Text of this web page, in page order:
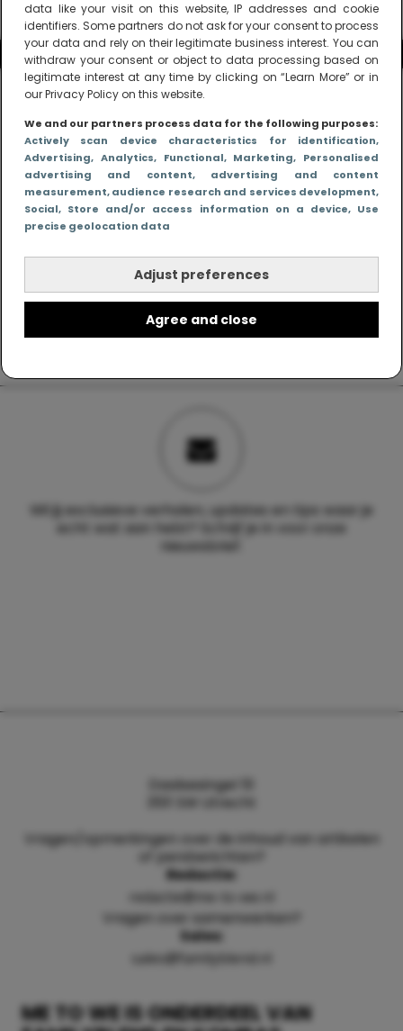
data like your visit on this website, IP addresses and cookie
identifiers. Some partners do not ask for your consent to process
your data and rely on their legitimate business interest. You can
withdraw your consent or object to data processing based on
legitimate interest at any time by clicking on “Learn More” or in
our Privacy Policy on this website.
We and our partners process data for the following purposes:
Actively scan device characteristics for identification,
Advertising, Analytics, Functional, Marketing, Personalised
advertising and content, advertising and content
measurement, audience research and services development,
Social, Store and/or access information on a device, Use
precise geolocation data
Adjust preferences
Agree and close
Wil jij exclusieve verhalen, updates en tips waar je
echt wat aan hebt? Schrijf je in voor onze
nieuwsbrief.
ME TO WE IS ONDERDEEL VAN
Daalsesingel 51
3511 SW Utrecht
Vragen/opmerkingen over de inhoud van artikelen
of persberichten?
Redactie:
redactie@me-to-we.nl
Vragen over samenwerken?
Sales:
sales@familyblend.nl